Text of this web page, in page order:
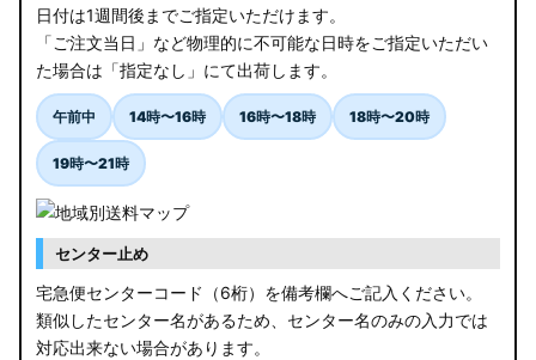
日付は1週間後までご指定いただけます。
「ご注文当日」など物理的に不可能な日時をご指定いただい
た場合は「指定なし」にて出荷します。
午前中 14時〜16時 16時〜18時 18時〜20時
19時〜21時
センター止め
宅急便センターコード（6桁）を備考欄へご記入ください。
類似したセンター名があるため、センター名のみの入力では
対応出来ない場合があります。